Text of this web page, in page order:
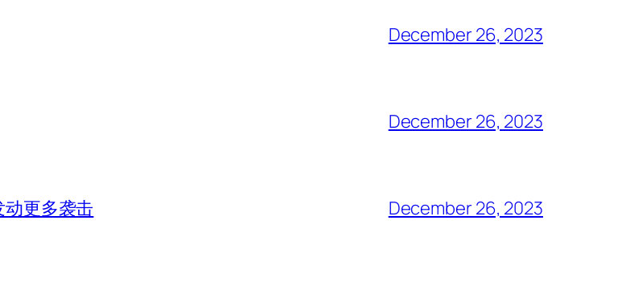
December 26, 2023
December 26, 2023
更多袭击 December 26, 2023